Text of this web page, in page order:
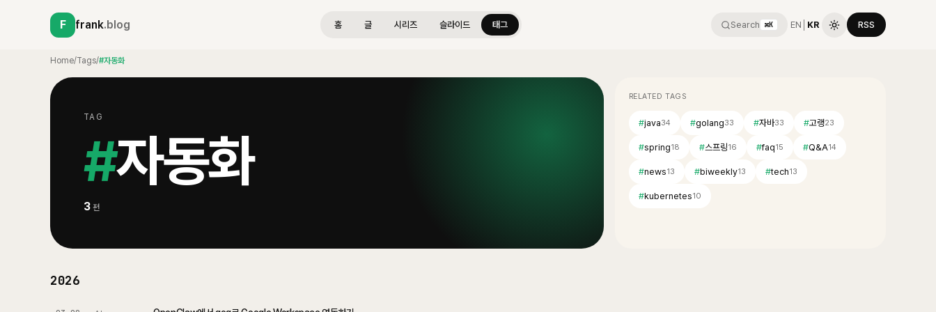
F frank.blog 홈 글 시리즈 슬라이드 태그 Search ⌘K EN KR RSS
Home/Tags/#자동화
TAG
#자동화
3 편
RELATED TAGS
#java34 #golang33 #자바33 #고랭23
#spring18 #스프링16 #faq15 #Q&A14
#news13 #biweekly13 #tech13
#kubernetes10
2026